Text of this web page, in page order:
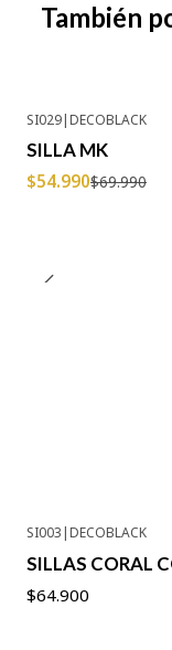
También
SI029|DECOBLACK
SILLA MK
$54.990$69.990
SI003|DECOBLACK
SILLAS CORAL
$64.900